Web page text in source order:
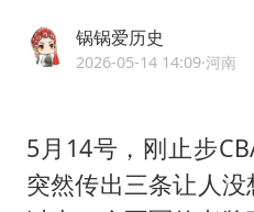
胡
锅锅爱历史
2026-05-14 14:09·河南
5月14号，刚止步
突然传出三条让人